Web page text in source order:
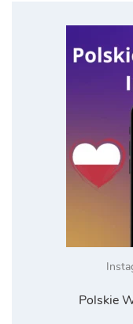
Polskie